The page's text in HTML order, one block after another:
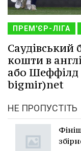
ПРЕМ'ЄР-ЛІГА
Саудівський
кошти в
або Шеффілд
bigmir)net
НЕ ПРОПУСТІТЬ